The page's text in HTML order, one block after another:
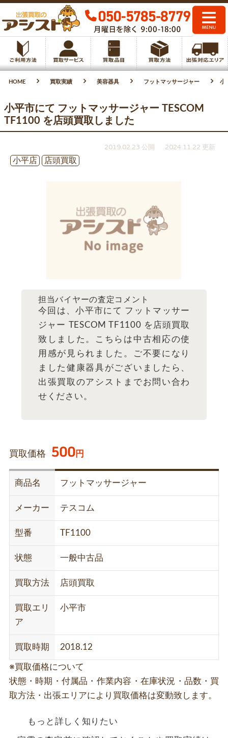
HOME 買取実績 美容器具 フットマッサージャー 小
小平市にて フットマッサージャー TESCOM
TF1100 を店頭買取しました
2019.02.23 公開
2024.11.22 更新
小平店
店頭買取
担当バイヤーの査定コメント
今回は、小平市にて フットマッサー
ジャー TESCOM TF1100 を店頭買取
致しました。こちらは中古相応の使
用感が見られました。ご不要になり
ました健康器具がございましたら、
出張買取のアシストまでお問い合わ
せください。
買取価格 500円
商品名 フットマッサージャー
メーカー テスコム
型番 TF1100
状態 一般中古品
買取方法 店頭買取
買取エリ
ア
小平市
買取時期 2018.12
※買取価格について
状態・時期・付属品・作業内容・在庫状況・品数・買
取方法・出張エリアにより買取価格は変動致します。
もっと詳しく知りたい